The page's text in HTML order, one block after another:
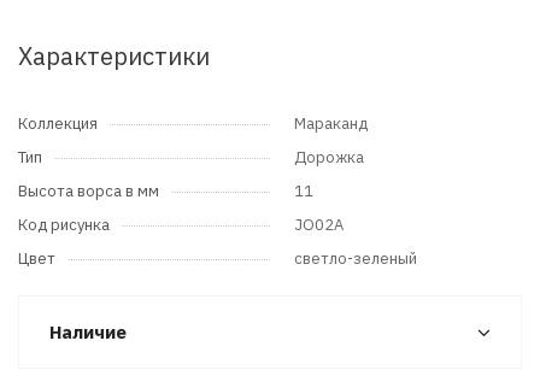
Характеристики
Коллекция
Мараканд
Тип
Дорожка
Высота ворса в мм
11
Код рисунка
JO02A
Цвет
светло-зеленый
Наличие